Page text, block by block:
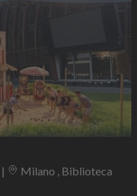
|
Milano , Biblioteca